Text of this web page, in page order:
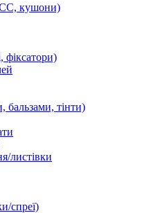
кушони)
фіксатори)
бальзами, тінти)
листівки
спреї)